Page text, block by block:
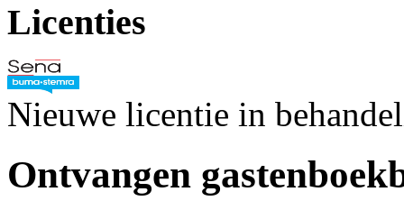
Licenties
Nieuwe licentie in
Ontvangen